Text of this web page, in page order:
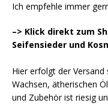
Ich empfehle immer
–> Klick direkt zum
Seifensieder und
Hier erfolgt der Versand
Wachsen, ätherischen
und Zubehör ist riesig